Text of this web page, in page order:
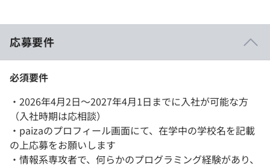
応募要件
必須要件
・2026年4月2日～2027年4月1日までに入社が可能な方
（入社時期は応相談）
・paizaのプロフィール画面にて、在学中の学校名を記載
の上応募をお願いします
・情報系専攻者で、何らかのプログラミング経験があり、